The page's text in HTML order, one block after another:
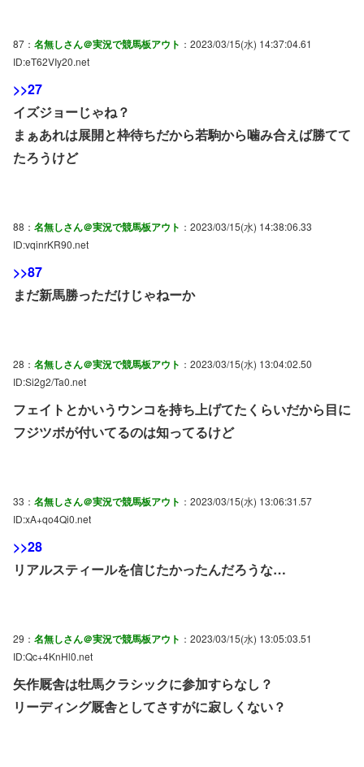
87： 名無しさん＠実況で競馬板アウト ：2023/03/15(水) 14:37:04.61
ID:eT62VIy20.net
>>27
イズジョーじゃね？
まぁあれは展開と枠待ちだから若駒から噛み合えば勝てて
たろうけど
88： 名無しさん＠実況で競馬板アウト ：2023/03/15(水) 14:38:06.33
ID:vqinrKR90.net
>>87
まだ新馬勝っただけじゃねーか
28： 名無しさん＠実況で競馬板アウト ：2023/03/15(水) 13:04:02.50
ID:Si2g2/Ta0.net
フェイトとかいうウンコを持ち上げてたくらいだから目に
フジツボが付いてるのは知ってるけど
33： 名無しさん＠実況で競馬板アウト ：2023/03/15(水) 13:06:31.57
ID:xA+qo4Qi0.net
>>28
リアルスティールを信じたかったんだろうな…
29： 名無しさん＠実況で競馬板アウト ：2023/03/15(水) 13:05:03.51
ID:Qc+4KnHl0.net
矢作厩舎は牡馬クラシックに参加すらなし？
リーディング厩舎としてさすがに寂しくない？